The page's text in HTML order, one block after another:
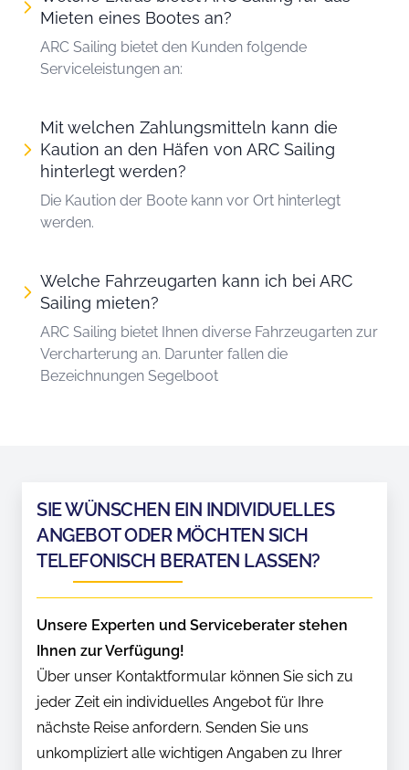
Mieten eines Bootes an?
ARC Sailing bietet den Kunden folgende
Serviceleistungen an:
Mit welchen Zahlungsmitteln kann die
Kaution an den Häfen von ARC Sailing
hinterlegt werden?
Die Kaution der Boote kann vor Ort hinterlegt
werden.
Welche Fahrzeugarten kann ich bei ARC
Sailing mieten?
ARC Sailing bietet Ihnen diverse Fahrzeugarten zur
Vercharterung an. Darunter fallen die
Bezeichnungen Segelboot
SIE WÜNSCHEN EIN INDIVIDUELLES
ANGEBOT ODER MÖCHTEN SICH
TELEFONISCH BERATEN LASSEN?
Unsere Experten und Serviceberater stehen
Ihnen zur Verfügung!
Über unser Kontaktformular können Sie sich zu
jeder Zeit ein individuelles Angebot für Ihre
nächste Reise anfordern. Senden Sie uns
unkompliziert alle wichtigen Angaben zu Ihrer